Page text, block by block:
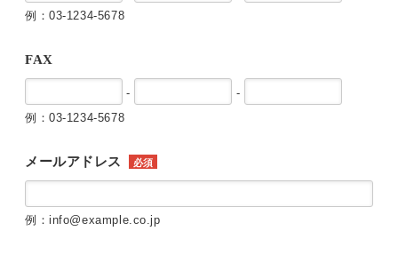
例：03-1234-5678
FAX
-
-
例：03-1234-5678
メールアドレス 必須
例：info@example.co.jp